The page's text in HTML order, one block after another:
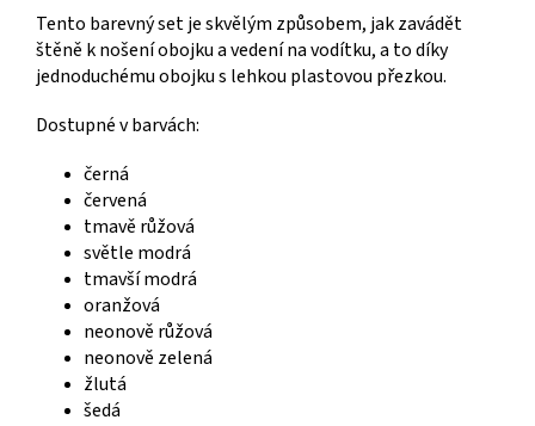
Tento barevný set je skvělým způsobem, jak zavádět
štěně k nošení obojku a vedení na vodítku, a to díky
jednoduchému obojku s lehkou plastovou přezkou.
Dostupné v barvách:
černá
červená
tmavě růžová
světle modrá
tmavší modrá
oranžová
neonově růžová
neonově zelená
žlutá
šedá